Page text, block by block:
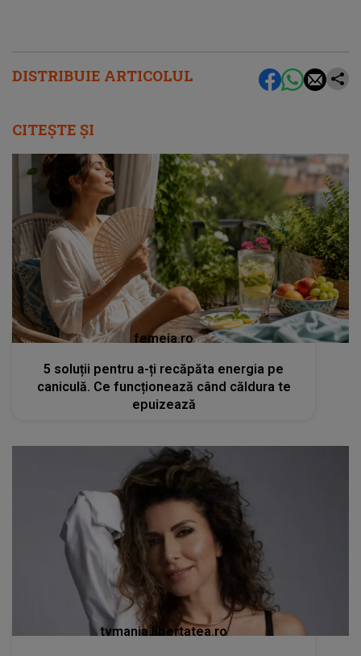
DISTRIBUIE ARTICOLUL
CITEȘTE ȘI
femeia.ro
5 soluții pentru a-ți recăpăta energia pe
caniculă. Ce funcționează când căldura te
epuizează
tvmania.libertatea.ro